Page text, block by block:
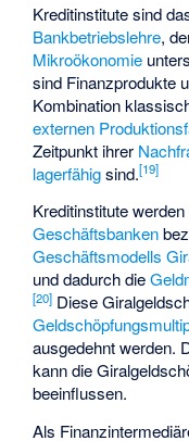
Kreditinstitute sind
Bankbetriebslehre,
Mikroökonomie
sind Finanzprodukte
Kombination
externen
Zeitpunkt ihrer
lagerfähigsind.[19]
Kreditinstitute
Geschäftsbanken
Geschäftsmodells
und dadurch die
[20] Diese
ausgedehnt werden.
kann die
beeinflussen.
Als